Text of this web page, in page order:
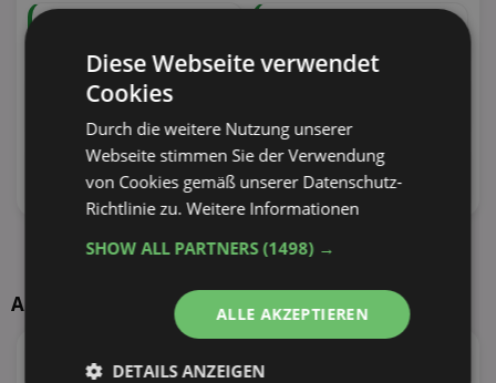
110 Angebote
100 Angebote
23 Tiefstpreise
62 Angebote
21 Tiefstpreise
Alle aktuellen Angebote anzeigen
Angebote nächste Woche ab 10.08.2026
4 Angebote
Diese Webseite verwendet
Cookies
Durch die weitere Nutzung unserer
Webseite stimmen Sie der Verwendung
von Cookies gemäß unserer Datenschutz-
Richtlinie zu.Weitere Informationen
SHOW ALL PARTNERS(1498) →
ALLE AKZEPTIEREN
DETAILS ANZEIGEN